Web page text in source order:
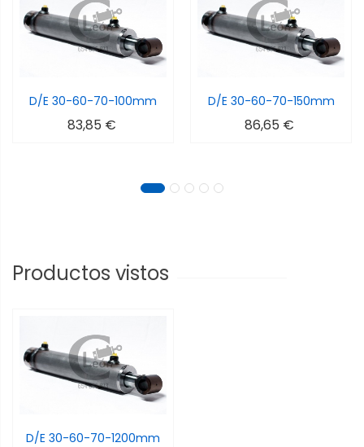
D/E 30-60-70-100mm
83,85 €
D/E 30-60-70-150mm
86,65 €
Productos vistos
D/E 30-60-70-1200mm